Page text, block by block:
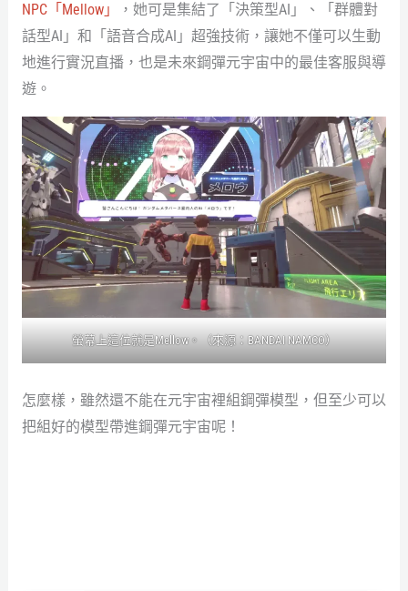
NPC「Mellow」
，她可是集結了「決策型AI」、「群體對
話型AI」和「語音合成AI」超強技術，讓她不僅可以生動
地進行實況直播，也是未來鋼彈元宇宙中的最佳客服與導
遊。
螢幕上這位就是Mellow。（來源：BANDAI NAMCO）
怎麼樣，雖然還不能在元宇宙裡組鋼彈模型，但至少可以
把組好的模型帶進鋼彈元宇宙呢！